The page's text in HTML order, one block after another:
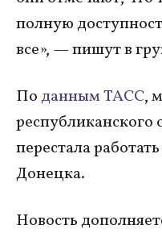
полную
все», — пишут в
Поданным ТАСС,
республиканского
перестала
Донецка.
Новость